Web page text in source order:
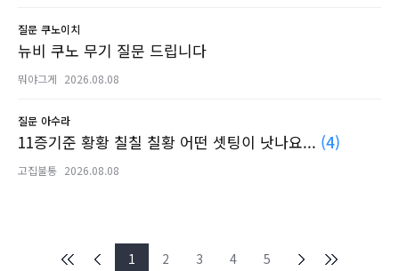
질문 쿠노이치
뉴비 쿠노 무기 질문 드립니다
뭐야그게 2026.08.08
질문 아수라
11증기준 황황 칠칠 칠황 어떤 셋팅이 낫나요... (4)
고집불통 2026.08.08
1 2 3 4 5